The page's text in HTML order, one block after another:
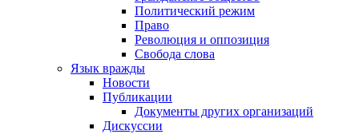
Политический режим
Право
Революция и оппозиция
Свобода слова
Язык вражды
Новости
Публикации
Документы других организаций
Дискуссии